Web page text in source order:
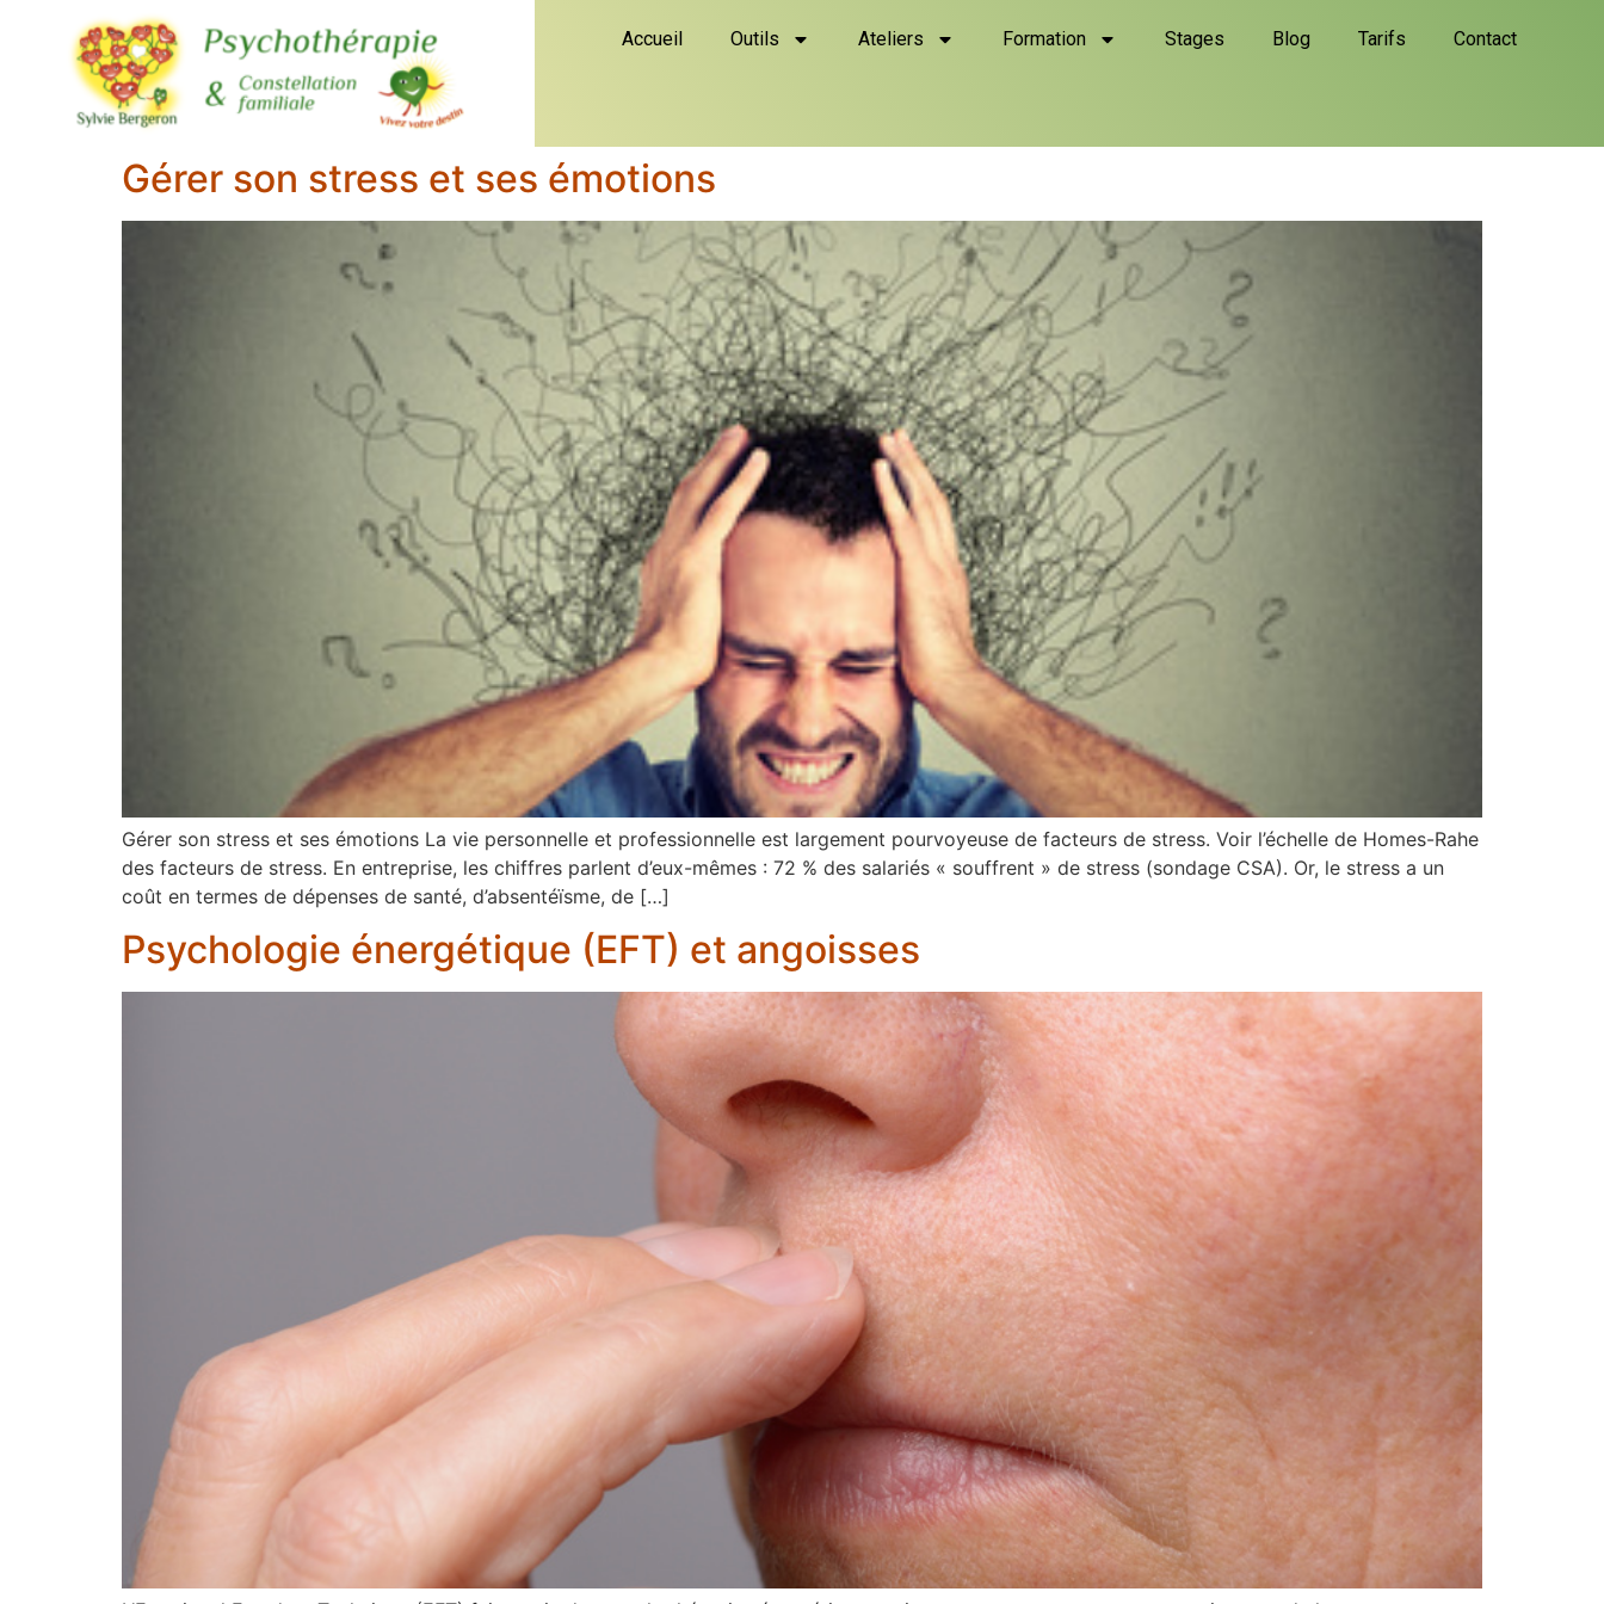
Accueil Outils Ateliers Formation Stages Blog Tarifs Contact
Gérer son stress et ses émotions
Gérer son stress et ses émotions La vie personnelle et professionnelle est largement pourvoyeuse de facteurs de stress. Voir l’échelle de Homes-Rahe
des facteurs de stress. En entreprise, les chiffres parlent d’eux-mêmes : 72 % des salariés « souffrent » de stress (sondage CSA). Or, le stress a un
coût en termes de dépenses de santé, d’absentéïsme, de […]
Psychologie énergétique (EFT) et angoisses